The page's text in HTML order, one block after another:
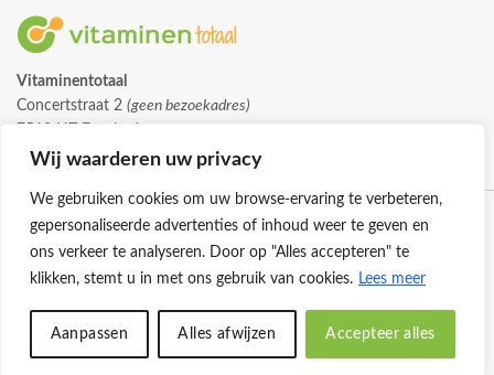
Wij waarderen uw privacy
We gebruiken cookies om uw browse-ervaring te verbeteren,
gepersonaliseerde advertenties of inhoud weer te geven en
ons verkeer te analyseren. Door op "Alles accepteren" te
klikken, stemt u in met ons gebruik van cookies. Lees meer
Aanpassen Alles afwijzen Accepteer alles
Vitaminentotaal
Concertstraat 2 (geen bezoekadres)
info@vitaminentotaal.nl
© 2026 -Vitaminentotaal.nl